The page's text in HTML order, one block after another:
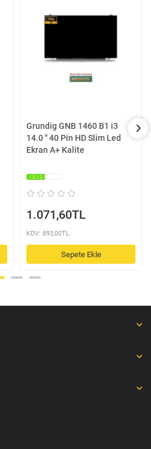
Grundig GNB 1460 B1 i3
14.0 '' 40 Pin HD Slim Led
Ekran A+ Kalite
1.071,60TL
KDV: 893,00TL
Sepete Ekle